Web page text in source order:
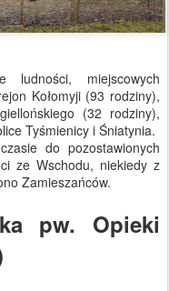
miejscowych
Kołomyji (93 rodziny),
(32 rodziny),
Tyśmienicy i Śniatynia.
do pozostawionych
ze Wschodu, niekiedy z
Zamieszańców.
pw. Opieki